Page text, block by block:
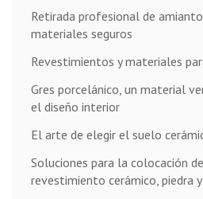
Retirada profesional de
materiales seguros
Revestimientos y materiales
Gres porcelánico, un material
el diseño interior
El arte de elegir el suelo
Soluciones para la colocación
revestimiento cerámico, piedra